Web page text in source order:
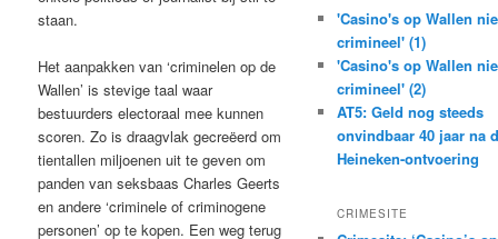
staan.
Het aanpakken van ‘criminelen op de
Wallen’ is stevige taal waar
bestuurders electoraal mee kunnen
scoren. Zo is draagvlak gecreëerd om
tientallen miljoenen uit te geven om
panden van seksbaas Charles Geerts
en andere ‘criminele of criminogene
personen’ op te kopen. Een weg terug
'Casino's op Wallen
crimineel' (1)
'Casino's op Wallen
crimineel' (2)
AT5: Geld nog steeds
onvindbaar 40 jaar na
Heineken-ontvoering
CRIMESITE